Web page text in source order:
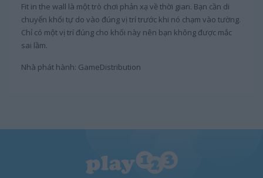
Fit in the wall là một trò chơi phản xạ về thời gian. Bạn cần di
chuyển khối tự do vào đúng vị trí trước khi nó chạm vào tường.
Chỉ có một vị trí đúng cho khối này nên bạn không được mắc
sai lầm.
Nhà phát hành: GameDistribution